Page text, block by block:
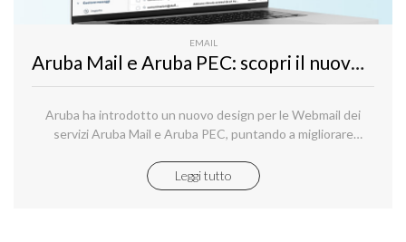
EMAIL
Aruba Mail e Aruba PEC: scopri il nuovo design delle Webmail
Aruba ha introdotto un nuovo design per le Webmail dei
servizi Aruba Mail e Aruba PEC, puntando a migliorare
intuitiva.
Leggi tutto